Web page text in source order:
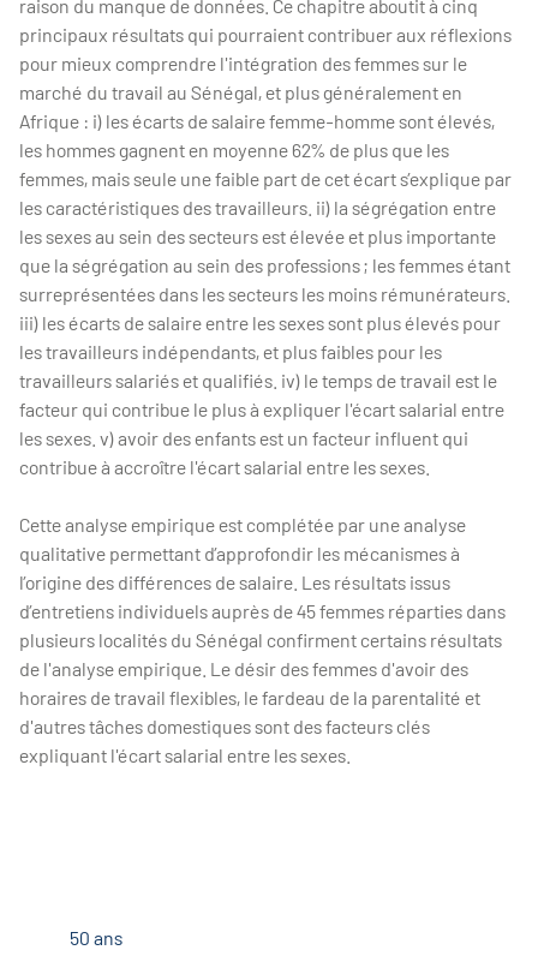
raison du manque de données. Ce chapitre aboutit à cinq
principaux résultats qui pourraient contribuer aux réflexions
pour mieux comprendre l'intégration des femmes sur le
marché du travail au Sénégal, et plus généralement en
Afrique : i) les écarts de salaire femme-homme sont élevés,
les hommes gagnent en moyenne 62% de plus que les
femmes, mais seule une faible part de cet écart s’explique par
les caractéristiques des travailleurs. ii) la ségrégation entre
les sexes au sein des secteurs est élevée et plus importante
que la ségrégation au sein des professions ; les femmes étant
surreprésentées dans les secteurs les moins rémunérateurs.
iii) les écarts de salaire entre les sexes sont plus élevés pour
les travailleurs indépendants, et plus faibles pour les
travailleurs salariés et qualifiés. iv) le temps de travail est le
facteur qui contribue le plus à expliquer l'écart salarial entre
les sexes. v) avoir des enfants est un facteur influent qui
contribue à accroître l'écart salarial entre les sexes.
Cette analyse empirique est complétée par une analyse
qualitative permettant d’approfondir les mécanismes à
l’origine des différences de salaire. Les résultats issus
d’entretiens individuels auprès de 45 femmes réparties dans
plusieurs localités du Sénégal confirment certains résultats
de l'analyse empirique. Le désir des femmes d'avoir des
horaires de travail flexibles, le fardeau de la parentalité et
d'autres tâches domestiques sont des facteurs clés
expliquant l'écart salarial entre les sexes.
50 ans